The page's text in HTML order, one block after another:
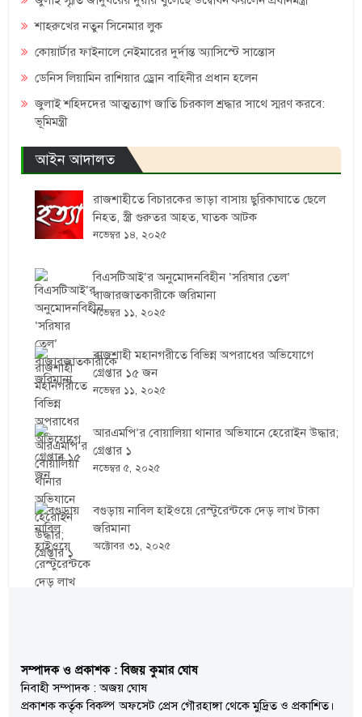
শাহরুখের নতুন সিনেমার লুক
কোয়ার্টার ফাইনালে নেইমারের দুর্দান্ত অ্যাসিস্টে সান্তোস
ডেনিস লিয়ামিন রাশিয়ার ড্রোন বাহিনীর প্রধান হলেন
জুলাই শহিদদের আত্মত্যাগ জাতি চিরকাল শ্রদ্ধার সাথে স্মরণ করবে:
ভূমিমন্ত্রী
আইন আদালত
রাজশাহীতে বিচারকের ভাড়া বাসায় ছুরিকাঘাতে ছেলে
নিহত, স্ত্রী গুরুতর আহত, ঘাতক আটক
নভেম্বর ১৪, ২০২৫
বিএসটিআই’র অনুমোদনবিহীন ‘সরিষার তেল’
বাজারজাতকারীকে জরিমানা
নভেম্বর ১১, ২০২৫
রাজশাহী মহানগরীতে বিভিন্ন অপরাধের অভিযোগে
গ্রেপ্তার ১৫ জন
নভেম্বর ১১, ২০২৫
আরএমপি’র বোয়ালিয়া থানার অভিযানে হেরোইন উদ্ধার;
গ্রেপ্তার ১
নভেম্বর ৫, ২০২৫
বগুড়ায় নাবিল হাইওয়ে রেস্টুরেন্টকে দেড় লাখ টাকা
জরিমানা
অক্টোবর ৩১, ২০২৫
সম্পাদক ও প্রকাশক : বিজয় কুমার ঘোষ
নিবাহী সম্পাদক : অজয় ঘোষ
প্রকাশক কর্তৃক বিকল্প অফসেট প্রেস গৌরহাঙ্গা থেকে মুদ্রিত ও প্রকাশিত।